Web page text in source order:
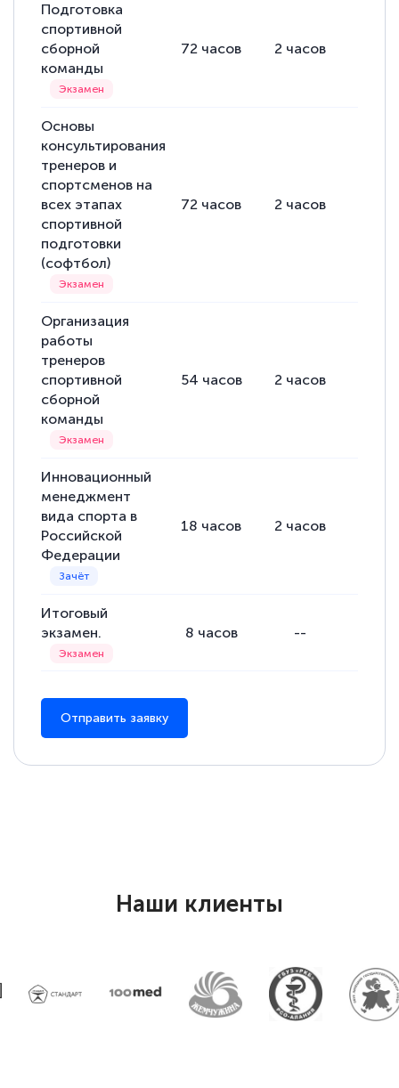
Подготовка
спортивной
сборной
команды
72 часов 2 часов
Основы
консультирования
тренеров и
спортсменов на
всех этапах
спортивной
подготовки
(софтбол)
72 часов 2 часов
Организация
работы
тренеров
спортивной
сборной
команды
54 часов 2 часов
Инновационный
менеджмент
вида спорта в
Российской
Федерации
18 часов 2 часов
Итоговый
экзамен.
8 часов --
Отправить заявку
Наши клиенты